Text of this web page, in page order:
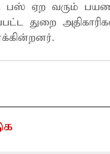
பஸ் ஏற வரும்
துறை